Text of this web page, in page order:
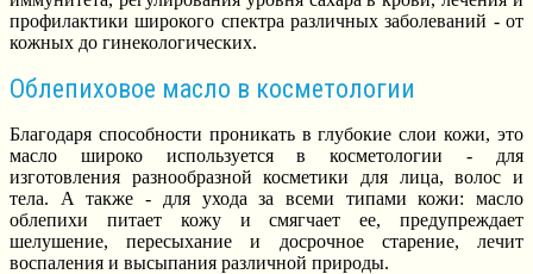
профилактики широкого спектра различных заболеваний - от
кожных до гинекологических.
Облепиховое масло в косметологии
Благодаря способности проникать в глубокие слои кожи, это
масло широко используется в косметологии - для
изготовления разнообразной косметики для лица, волос и
тела. А также - для ухода за всеми типами кожи: масло
облепихи питает кожу и смягчает ее, предупреждает
шелушение, пересыхание и досрочное старение, лечит
воспаления и высыпания различной природы.